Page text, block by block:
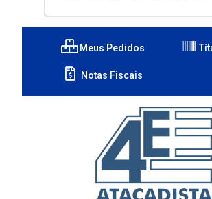
Meus Pedidos
Notas Fiscais